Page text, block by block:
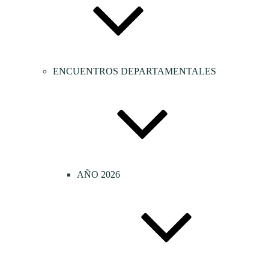
ENCUENTROS DEPARTAMENTALES
AÑO 2026